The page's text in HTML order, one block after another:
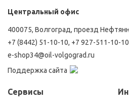
Центральный офис
400075, Волгоград, проезд
+7 (8442) 51-10-10, +7 927-511-10-10
e-shop34@oil-volgograd.ru
Поддержка сайта
Сервисы